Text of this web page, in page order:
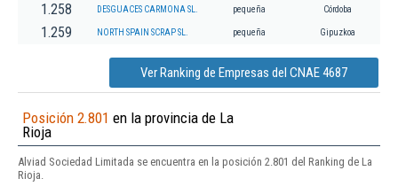
1.258 DESGUACES CARMONA SL. pequeña Córdoba
1.259 NORTH SPAIN SCRAP SL. pequeña Gipuzkoa
Ver Ranking de Empresas del CNAE 4687
Posición 2.801 en la provincia de La
Rioja
Alviad Sociedad Limitada se encuentra en la posición 2.801 del Ranking de La
Rioja.